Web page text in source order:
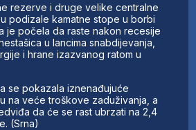
rezerve i druge velike centralne
podizale kamatne stope u borbi
je počela da raste nakon recesije
u lancima snabdijevanja,
i hrane izazvanog ratom u
se pokazala iznenađujuće
na veće troškove zaduživanja, a
da će se rast ubrzati na 2,4
(Srna)